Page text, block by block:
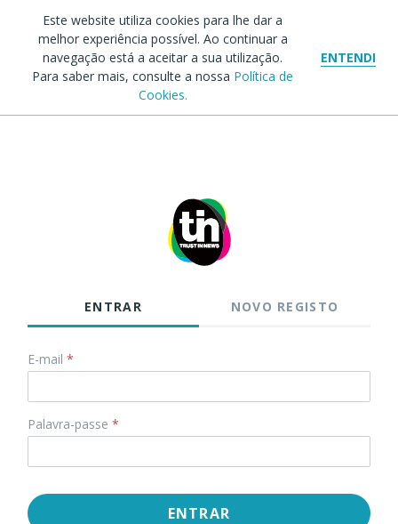
Este website utiliza cookies para lhe dar a
melhor experiência possível. Ao continuar a
navegação está a aceitar a sua utilização.
Para saber mais, consulte a nossa Política de
Cookies.
ENTENDI
ENTRAR NOVO REGISTO
E-mail *
Palavra-passe *
ENTRAR